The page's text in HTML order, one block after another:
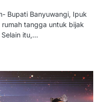
Bupati Banyuwangi, Ipuk
tangga untuk bijak
itu,…